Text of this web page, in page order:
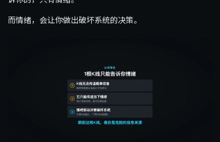
而情绪，会让你做出破坏系统的决策。